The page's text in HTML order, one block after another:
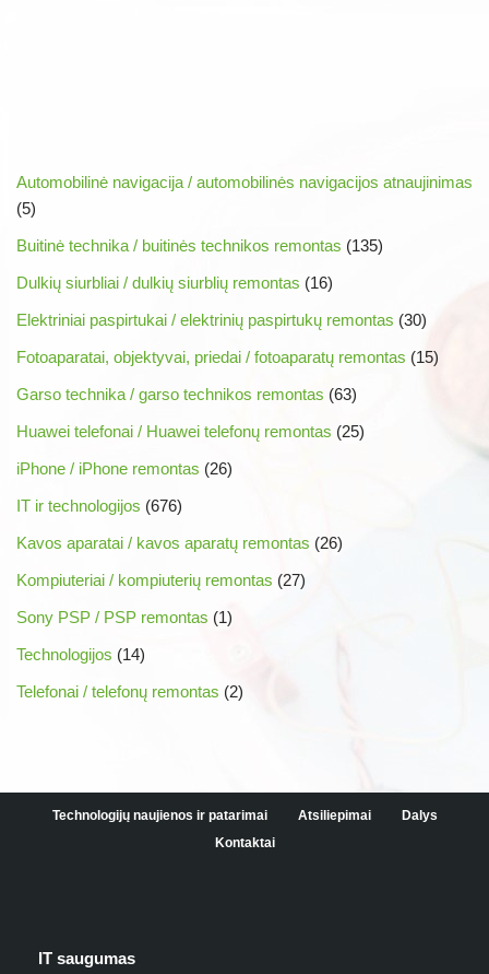
Automobilinė navigacija / automobilinės navigacijos atnaujinimas
(5)
Buitinė technika / buitinės technikos remontas (135)
Dulkių siurbliai / dulkių siurblių remontas (16)
Elektriniai paspirtukai / elektrinių paspirtukų remontas (30)
Fotoaparatai, objektyvai, priedai / fotoaparatų remontas (15)
Garso technika / garso technikos remontas (63)
Huawei telefonai / Huawei telefonų remontas (25)
iPhone / iPhone remontas (26)
IT ir technologijos (676)
Kavos aparatai / kavos aparatų remontas (26)
Kompiuteriai / kompiuterių remontas (27)
Sony PSP / PSP remontas (1)
Technologijos (14)
Telefonai / telefonų remontas (2)
Technologijų naujienos ir patarimai Atsiliepimai
Dalys
Kontaktai
IT saugumas